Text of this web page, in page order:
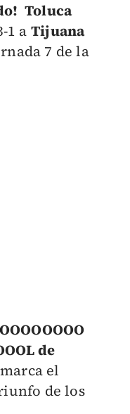
Toluca
1 a Tijuana
7 de la
de
el
de los